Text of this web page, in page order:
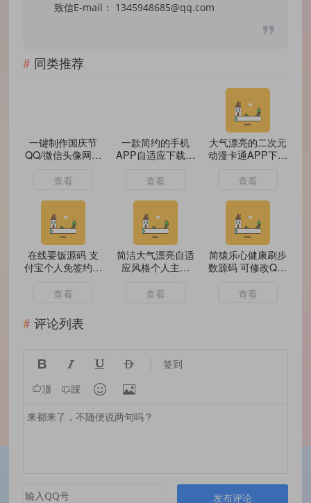
致信E-mail： 1345948685@qq.com
同类推荐
一键制作国庆节
QQ/微信头像网站
查看
一款简约的手机
APP自适应下载界
查看
大气漂亮的二次元
动漫卡通APP下载
文字弹幕
查看
在线要饭源码 支
付宝个人免签约支
查看
简洁大气漂亮自适
应风格个人主页
查看
简猿乐心健康刷步
数源码 可修改QQ/
查看
评论列表
    签到
顶 踩  
发布评论